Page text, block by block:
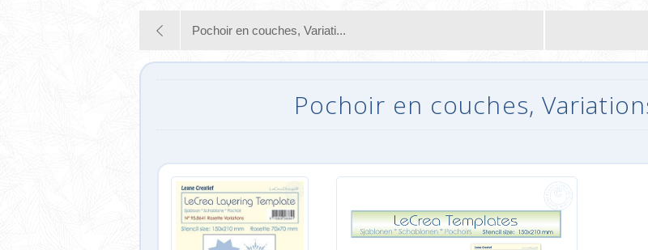
Pochoir en couches, Variati...
Pochoir en couches,